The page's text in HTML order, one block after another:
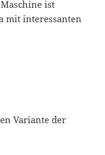
ist
mit interessanten
Variante der